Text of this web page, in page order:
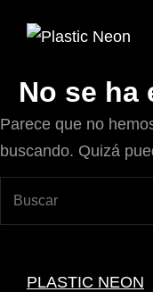
No se ha
Parece que no
buscando. Quizá
PLASTIC NEON